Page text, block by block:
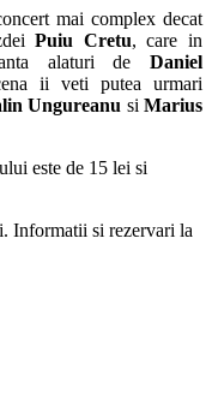
mai complex decat
Puiu Cretu, care in
alaturi de Daniel
ii veti putea urmari
Ungureanu si Marius
este de 15 lei si
Informatii si rezervari la